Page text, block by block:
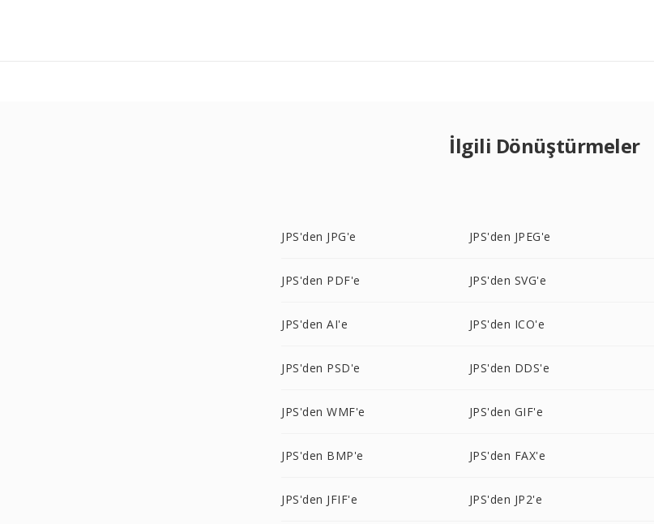
İlgili Dönüştürmeler
JPS'den JPG'e JPS'den JPEG'e
JPS'den PDF'e JPS'den SVG'e
JPS'den AI'e JPS'den ICO'e
JPS'den PSD'e JPS'den DDS'e
JPS'den WMF'e JPS'den GIF'e
JPS'den BMP'e JPS'den FAX'e
JPS'den JFIF'e JPS'den JP2'e